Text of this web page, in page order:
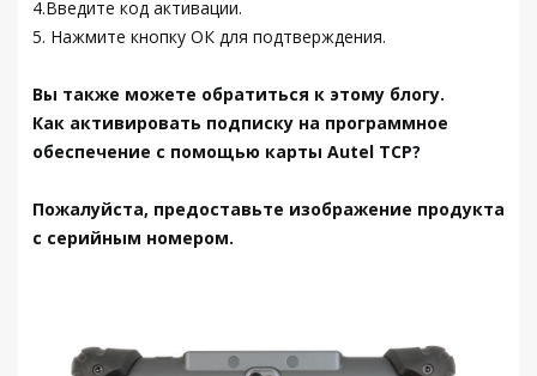
4.Введите код активации.
5. Нажмите кнопку ОК для подтверждения.
Вы также можете обратиться к этому блогу.
Как активировать подписку на программное
обеспечение с помощью карты Autel TCP?
Пожалуйста, предоставьте изображение продукта
с серийным номером.